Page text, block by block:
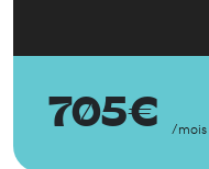
705€ /mois